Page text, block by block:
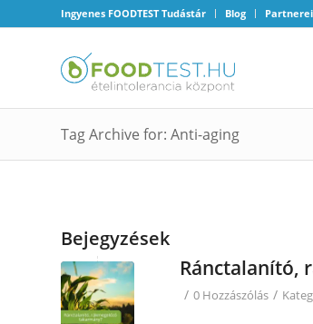
Ingyenes FOODTEST Tudástár Blog
Tag Archive for: Anti-aging
Bejegyzések
Ránctalanító,
/ 0 Hozzászólás /